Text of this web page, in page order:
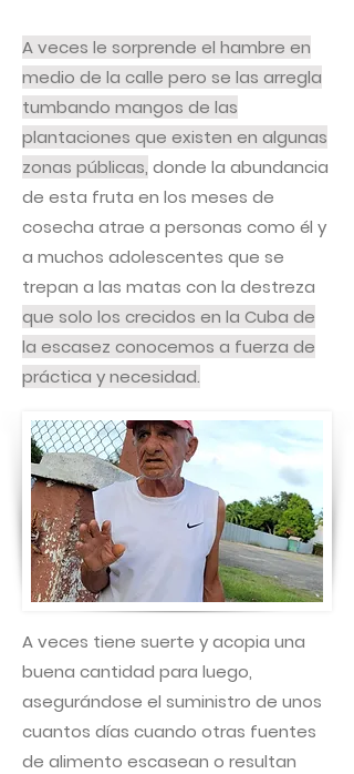
A veces le sorprende el hambre en
medio de la calle pero se las arregla
tumbando mangos de las
plantaciones que existen en algunas
zonas públicas, donde la abundancia
de esta fruta en los meses de
cosecha atrae a personas como él y
a muchos adolescentes que se
trepan a las matas con la destreza
que solo los crecidos en la Cuba de
la escasez conocemos a fuerza de
práctica y necesidad.
A veces tiene suerte y acopia una
buena cantidad para luego,
asegurándose el suministro de unos
cuantos días cuando otras fuentes
de alimento escasean o resultan